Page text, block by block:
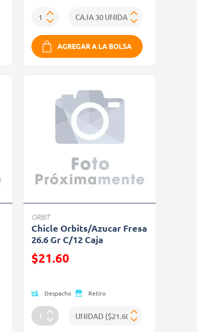
AGREGAR A LA BOLSA
ORBIT
Chicle Orbits/Azucar Fresa
26.6 Gr C/12 Caja
Precio reducido de
$21.60
Despacho Retiro